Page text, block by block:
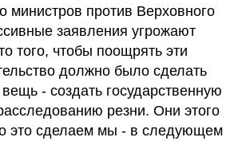
министров против Верховного
заявления угрожают
того, чтобы поощрять эти
должно было сделать
- создать государственную
резни. Они этого
это сделаем мы - в следующем